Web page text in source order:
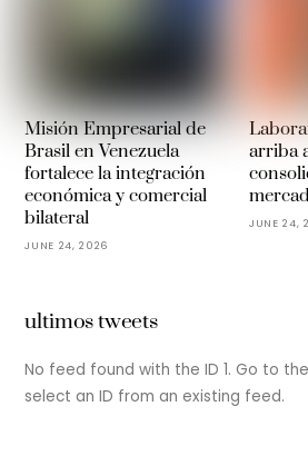
Misión Empresarial de
Brasil en Venezuela
fortalece la integración
económica y comercial
bilateral
JUNE 24, 2026
arriba
JUNE 24,
ultimos tweets
No feed found with the ID 1. Go to
select an ID from an existing feed.